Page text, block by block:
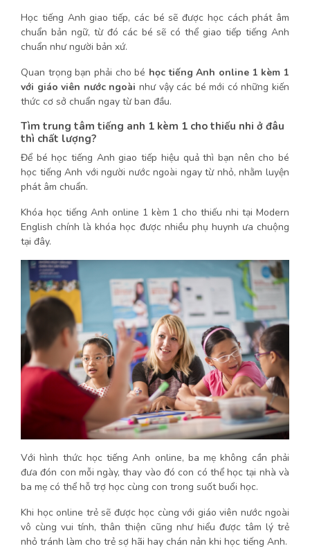
Học tiếng Anh giao tiếp, các bé sẽ được học cách phát âm
chuẩn bản ngữ, từ đó các bé sẽ có thể giao tiếp tiếng Anh
chuẩn như người bản xứ.
Quan trọng bạn phải cho bé học tiếng Anh online 1 kèm 1
với giáo viên nước ngoài như vậy các bé mới có những kiến
thức cơ sở chuẩn ngay từ ban đầu.
Tìm trung tâm tiếng anh 1 kèm 1 cho thiếu nhi ở đâu
thì chất lượng?
Để bé học tiếng Anh giao tiếp hiệu quả thì bạn nên cho bé
học tiếng Anh với người nước ngoài ngay từ nhỏ, nhằm luyện
phát âm chuẩn.
Khóa học tiếng Anh online 1 kèm 1 cho thiếu nhi tại Modern
English chính là khóa học được nhiều phụ huynh ưa chuộng
tại đây.
Với hình thức học tiếng Anh online, ba mẹ không cần phải
đưa đón con mỗi ngày, thay vào đó con có thể học tại nhà và
ba mẹ có thể hỗ trợ học cùng con trong suốt buổi học.
Khi học online trẻ sẽ được học cùng với giáo viên nước ngoài
vô cùng vui tính, thân thiện cũng như hiểu được tâm lý trẻ
nhỏ tránh làm cho trẻ sợ hãi hay chán nản khi học tiếng Anh.